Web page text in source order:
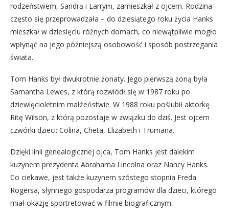
rodzeństwem, Sandrą i Larrym, zamieszkał z ojcem. Rodzina
często się przeprowadzała – do dziesiątego roku życia Hanks
mieszkał w dziesięciu różnych domach, co niewątpliwie mogło
wpłynąć na jego późniejszą osobowość i sposób postrzegania
świata.
Tom Hanks był dwukrotnie żonaty. Jego pierwszą żoną była
Samantha Lewes, z którą rozwiódł się w 1987 roku po
dziewięcioletnim małżeństwie. W 1988 roku poślubił aktorkę
Ritę Wilson, z którą pozostaje w związku do dziś. Jest ojcem
czwórki dzieci: Colina, Cheta, Elizabeth i Trumana.
Dzięki linii genealogicznej ojca, Tom Hanks jest dalekim
kuzynem prezydenta Abrahama Lincolna oraz Nancy Hanks.
Co ciekawe, jest także kuzynem szóstego stopnia Freda
Rogersa, słynnego gospodarza programów dla dzieci, którego
miał okazję sportretować w filmie biograficznym.